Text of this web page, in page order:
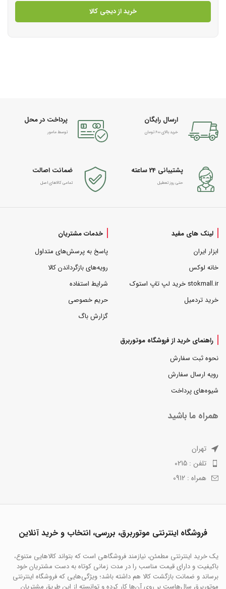
خرید از دیجی کالا
ارسال رایگان
خرید بالای 600 تومان
پرداخت در محل
توسط مامور
پشتیبانی 24 ساعته
حتی روز تعطیل
ضمانت اصالت
تمامی کالاهای اصل
لینک های مفید
ابزار ایران
خانه لوکس
stokmall.ir خرید لپ تاپ استوک
خرید تردمیل
خدمات مشتریان
پاسخ به پرسش‌های متداول
رویه‌های بازگرداندن کالا
شرایط استفاده
حریم خصوصی
گزارش باگ
راهنمای خرید از فروشگاه موتوربرق
نحوه ثبت سفارش
رویه ارسال سفارش
شیوه‌های پرداخت
همراه ما باشید
تهران
تلفن : 0215
همراه : 0912
فروشگاه اینترنتی موتوربرق، بررسی، انتخاب و خرید آنلاین
یک خرید اینترنتی مطمئن، نیازمند فروشگاهی است که بتواند کالاهایی متنوع،
باکیفیت و دارای قیمت مناسب را در مدت زمانی کوتاه به دست مشتریان خود
برساند و ضمانت بازگشت کالا هم داشته باشد؛ ویژگی‌هایی که فروشگاه اینترنتی
موتوربرق سال‌هاست بر روی آن‌ها کار کرده و توانسته از این طریق مشتریان